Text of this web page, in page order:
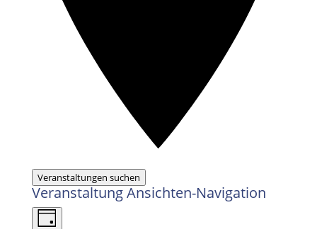
Veranstaltungen suchen
Veranstaltung Ansichten-Navigation